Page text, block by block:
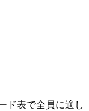
ド表で全員に適し